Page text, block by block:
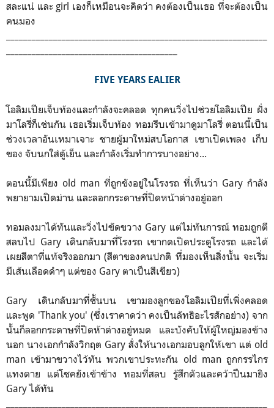
สละแน่ และ girl เองก็เหมือนจะคิดว่า คงต้องเป็นเธอ ที่จะต้องเป็น
คนมอง
FIVE YEARS EALIER
โอลิมเปียเจ็บท้องและกำลังจะคลอด ทุกคนวิ่งไปช่วยโอลิมเปีย ฝั่ง
มาโลรี่ก็เช่นกัน เธอเริ่มเจ็บท้อง ทอมรีบเข้ามาดูมาโลรี่ ตอนนี้เป็น
ช่วงเวลาอันเหมาเจาะ ชายผู้มาใหม่สบโอกาส เขาเปิดเพลง เก็บ
ของ จับนกใส่ตู้เย็น และกำลังเริ่มทำการบางอย่าง...
ตอนนี้มีเพียง old man ที่ถูกขังอยู่ในโรงรถ ที่เห็นว่า Gary กำลัง
พยายามเปิดม่าน และลอกกระดาษที่ปิดหน้าต่างอยู่ออก
ทอมลงมาได้ทันและวิ่งไปขัดขวาง Gary แต่ไม่ทันการณ์ ทอมถูกตี
สลบไป Gary เดินกลับมาที่โรงรถ เขากดเปิดประตูโรงรถ และได้
เผยสีตาที่แท้จริงออกมา (สีตาของคนปกติ ที่มองเห็นสิ่งนั้น จะเริ่ม
มีเส้นเลือดดำๆ แต่ของ Gary ตาเป็นสีเขียว)
Gary เดินกลับมาที่ชั้นบน เขามองลูกของโอลิมเปียที่เพิ่งคลอด
และพูด 'Thank you' (ซึ่งเราคาดว่า คงเป็นลัทธิอะไรสักอย่าง) จาก
นั้นก็ลอกกระดาษที่ปิดห้าต่างอยู่หมด และบังคับให้ผู้ใหญ่มองข้าง
นอก นางเอกกำลังวิกฤต Gary สั่งให้นางเอกมอบลูกให้เขา แต่ old
man เข้ามาขวางไว้ทัน พวกเขาประทะกัน old man ถูกกรรไกร
แทงตาย แต่โชคยังเข้าข้าง ทอมที่สลบ รู้สึกตัวและคว้าปืนมายิง
Gary ได้ทัน